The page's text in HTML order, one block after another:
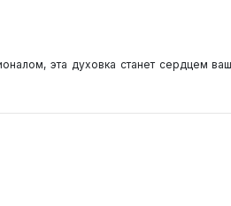
эта духовка станет сердцем